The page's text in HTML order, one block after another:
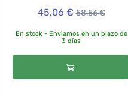
45,06 € 58,56 €
En stock - Enviamos en un plazo de
3 días